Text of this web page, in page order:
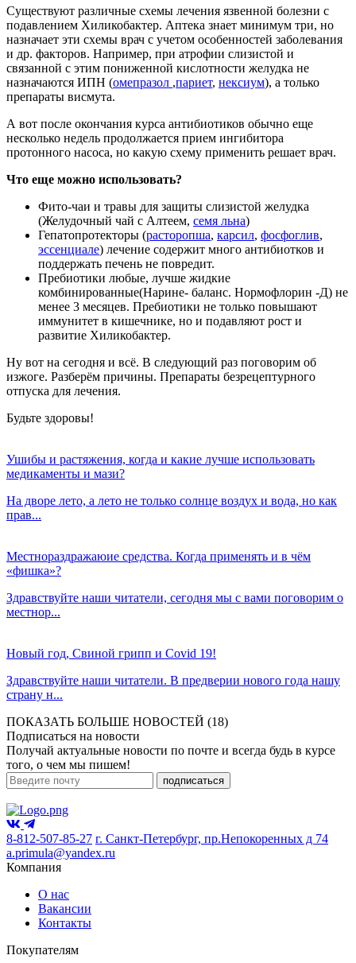
Существуют различные схемы лечения язвенной болезни с
подавлением Хиликобактер. Аптека знает минимум три, но
назначает эти схемы врач с учетом особенностей заболевания
и др. факторов. Например, при атрофии слизистой и
связанной с этим пониженной кислотности желудка не
назначаются ИПН (омепразол ,париет, нексиум), а только
препараты висмута.
А вот после окончания курса антибиотиков обычно еще
несколько недель продолжается прием ингибитора
протонного насоса, но какую схему применить решает врач.
Что еще можно использовать?
Фито-чаи и травы для защиты слизистой желудка
(Желудочный чай с Алтеем, семя льна)
Гепатопротекторы (расторопша, карсил, фосфоглив,
эссенциале) лечение содержит много антибиотков и
поддержать печень не повредит.
Пребиотики любые, лучше жидкие
комбинированные(Нарине- баланс. Нормофлорин -Д) не
менее 3 месяцев. Пребиотики не только повышают
иммунитет в кишечнике, но и подавляют рост и
развитие Хиликобактер.
Ну вот на сегодня и всё. В следующий раз поговорим об
изжоге. Разберём причины. Препараты безрецептурного
отпуска для лечения.
Будьте здоровы!
Ушибы и растяжения, когда и какие лучше использовать
медикаменты и мази?
На дворе лето, а лето не только солнце воздух и вода, но как
прав...
Местнораздражаюие средства. Когда применять и в чём
«фишка»?
Здравствуйте наши читатели, сегодня мы с вами поговорим о
местнор...
Новый год, Свиной грипп и Covid 19!
Здравствуйте наши читатели. В предверии нового года нашу
страну н...
ПОКАЗАТЬ БОЛЬШЕ НОВОСТЕЙ (18)
Подписаться на новости
Получай актуальные новости по почте и всегда будь в курсе
того, о чем мы пишем!
подписаться
8-812-507-85-27 г. Санкт-Петербург, пр.Непокоренных д 74
a.primula@yandex.ru
Компания
О нас
Вакансии
Контакты
Покупателям